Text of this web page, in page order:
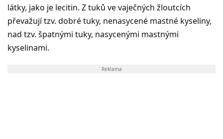
látky, jako je lecitin. Z tuků ve vaječných žloutcích
převažují tzv. dobré tuky, nenasycené mastné kyseliny,
nad tzv. špatnými tuky, nasycenými mastnými
kyselinami.
Reklama